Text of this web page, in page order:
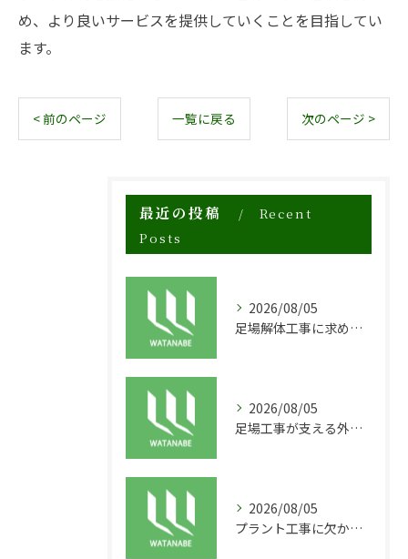
め、より良いサービスを提供していくことを目指してい
ます。
< 前のページ 一覧に戻る 次のページ >
最近の投稿
Recent
Posts
2026/08/05
足場解体工事に求められる安全対策と効率化のポイント
2026/08/05
足場工事が支える外装塗装による建物寿命の延長
2026/08/05
プラント工事に欠かせない安全な足場構築のポイント